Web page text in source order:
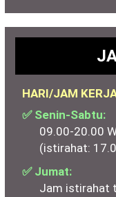
HARI/JAM
✅ Senin-Sabtu:
09.00-20.00
(istirahat:
✅ Jumat:
Jam istirahat